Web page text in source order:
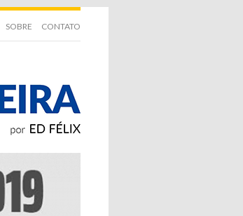
SOBRE CONTATO